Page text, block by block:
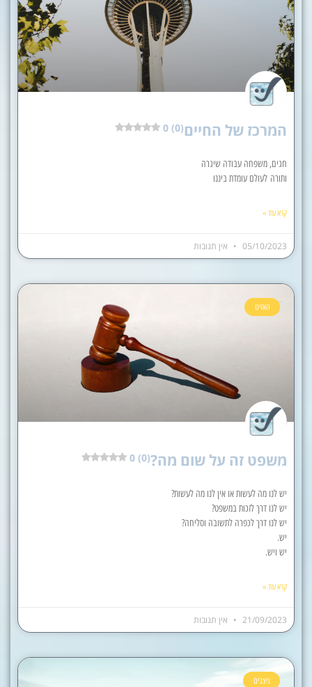
המרכז של החיים0 (0)
חגים, משפחה עבודה שיגרה
ותורה לעולם עומדת ביננו
קרא עוד »
05/10/2023 אין תגובות
האזינו
משפט זה על שום מה?0 (0)
יש לנו מה לעשות או אין לנו מה לעשות?
יש לנו דרך לזכות במשפט?
יש לנו דרך לכפרה לתשובה וסליחה?
יש.
יש ויש.
קרא עוד »
21/09/2023 אין תגובות
ניצבים